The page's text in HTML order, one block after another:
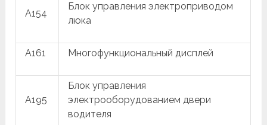
A154
Блок управления электроприводом
люка
A161 Многофункциональный дисплей
A195
Блок управления
электрооборудованием двери
водителя